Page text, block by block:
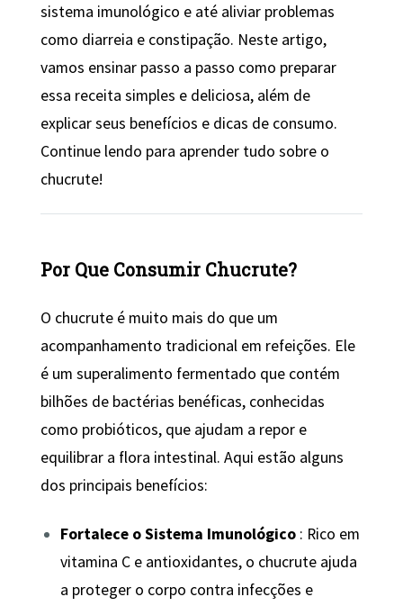
sistema imunológico e até aliviar problemas
como diarreia e constipação. Neste artigo,
vamos ensinar passo a passo como preparar
essa receita simples e deliciosa, além de
explicar seus benefícios e dicas de consumo.
Continue lendo para aprender tudo sobre o
chucrute!
Por Que Consumir Chucrute?
O chucrute é muito mais do que um
acompanhamento tradicional em refeições. Ele
é um superalimento fermentado que contém
bilhões de bactérias benéficas, conhecidas
como probióticos, que ajudam a repor e
equilibrar a flora intestinal. Aqui estão alguns
dos principais benefícios:
Fortalece o Sistema Imunológico : Rico em
vitamina C e antioxidantes, o chucrute ajuda
a proteger o corpo contra infecções e